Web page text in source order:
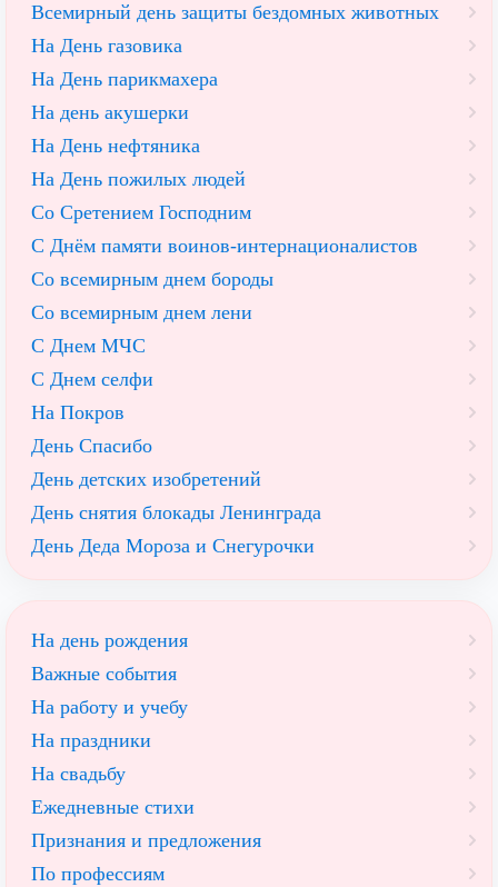
Всемирный день защиты бездомных животных
На День газовика
На День парикмахера
На день акушерки
На День нефтяника
На День пожилых людей
Со Сретением Господним
С Днём памяти воинов-интернационалистов
Со всемирным днем бороды
Со всемирным днем лени
С Днем МЧС
С Днем селфи
На Покров
День Спасибо
День детских изобретений
День снятия блокады Ленинграда
День Деда Мороза и Снегурочки
На день рождения
Важные события
На работу и учебу
На праздники
На свадьбу
Ежедневные стихи
Признания и предложения
По профессиям